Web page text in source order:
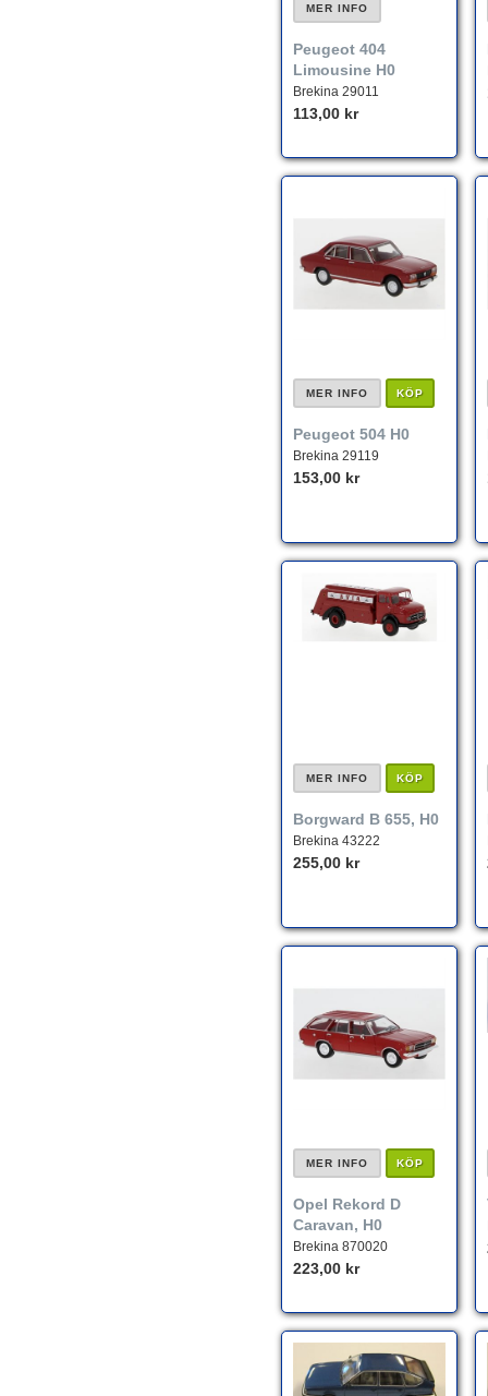
MER INFO
Peugeot 404
Limousine H0
Brekina 29011
113,00 kr
MER INFO KÖP
Peugeot 504 H0
Brekina 29119
153,00 kr
MER INFO KÖP
Borgward B 655, H0
Brekina 43222
255,00 kr
MER INFO KÖP
Opel Rekord D
Caravan, H0
Brekina 870020
223,00 kr